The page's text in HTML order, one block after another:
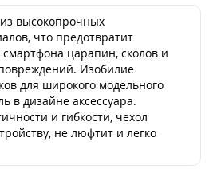
из высокопрочных
что предотвратит
царапин, сколов и
Изобилие
для широкого модельного
в дизайне аксессуара.
и гибкости, чехол
не люфтит и легко